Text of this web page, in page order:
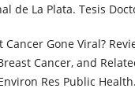
de La Plata. Tesis
Gone Viral?
Cancer, and
Res Public